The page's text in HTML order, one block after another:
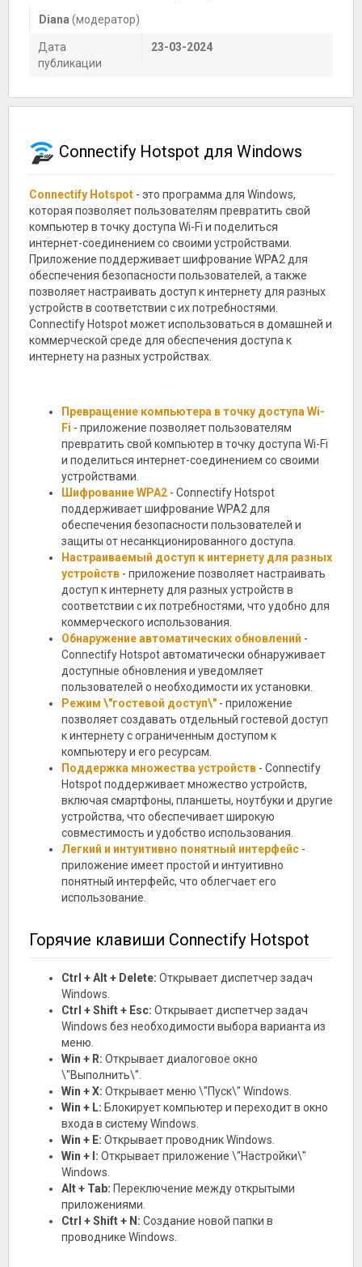
Diana (модератор)
Дата
публикации
23-03-2024
Connectify Hotspot для Windows
Connectify Hotspot - это программа для Windows,
которая позволяет пользователям превратить свой
компьютер в точку доступа Wi-Fi и поделиться
интернет-соединением со своими устройствами.
Приложение поддерживает шифрование WPA2 для
обеспечения безопасности пользователей, а также
позволяет настраивать доступ к интернету для разных
устройств в соответствии с их потребностями.
Connectify Hotspot может использоваться в домашней и
коммерческой среде для обеспечения доступа к
интернету на разных устройствах.
Превращение компьютера в точку доступа Wi-
Fi - приложение позволяет пользователям
превратить свой компьютер в точку доступа Wi-Fi
и поделиться интернет-соединением со своими
устройствами.
Шифрование WPA2 - Connectify Hotspot
поддерживает шифрование WPA2 для
обеспечения безопасности пользователей и
защиты от несанкционированного доступа.
Настраиваемый доступ к интернету для разных
устройств - приложение позволяет настраивать
доступ к интернету для разных устройств в
соответствии с их потребностями, что удобно для
коммерческого использования.
Обнаружение автоматических обновлений -
Connectify Hotspot автоматически обнаруживает
доступные обновления и уведомляет
пользователей о необходимости их установки.
Режим \"гостевой доступ\" - приложение
позволяет создавать отдельный гостевой доступ
к интернету с ограниченным доступом к
компьютеру и его ресурсам.
Поддержка множества устройств - Connectify
Hotspot поддерживает множество устройств,
включая смартфоны, планшеты, ноутбуки и другие
устройства, что обеспечивает широкую
совместимость и удобство использования.
Легкий и интуитивно понятный интерфейс -
приложение имеет простой и интуитивно
понятный интерфейс, что облегчает его
использование.
Горячие клавиши Connectify Hotspot
Ctrl + Alt + Delete: Открывает диспетчер задач
Windows.
Ctrl + Shift + Esc: Открывает диспетчер задач
Windows без необходимости выбора варианта из
меню.
Win + R: Открывает диалоговое окно
\"Выполнить\".
Win + X: Открывает меню \"Пуск\" Windows.
Win + L: Блокирует компьютер и переходит в окно
входа в систему Windows.
Win + E: Открывает проводник Windows.
Win + I: Открывает приложение \"Настройки\"
Windows.
Alt + Tab: Переключение между открытыми
приложениями.
Ctrl + Shift + N: Создание новой папки в
проводнике Windows.